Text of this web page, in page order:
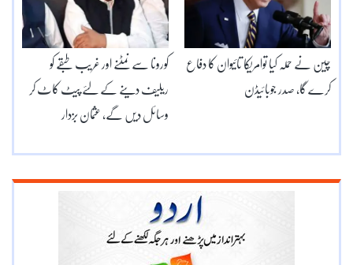
کورونا سے نمٹنے اور غریب طبقے کو
ریلیف دینے کے لئے پیٹ کاٹ کر
وسائل دیں گے، عثمان بزدار
چین نے حملہ کیا توامریکا تائیوان کا دفاع
کرے گا، صدر جوبائیڈن